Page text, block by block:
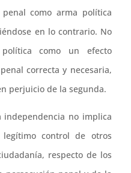
como arma política
en lo contrario. No
como un efecto
correcta y necesaria,
perjuicio de la segunda.
independencia no implica
control de otros
respecto de los